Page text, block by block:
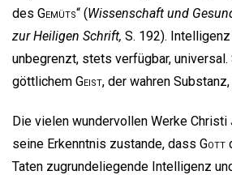
des Gemüts“ (Wissenschaft und
zur Heiligen Schrift, S. 192).
unbegrenzt, stets verfügbar,
göttlichem Geist, der wahren
Die vielen wundervollen Werke Christi
seine Erkenntnis zustande, dass Gott
Taten zugrundeliegende Intelligenz